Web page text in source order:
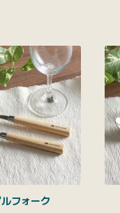
フォーク